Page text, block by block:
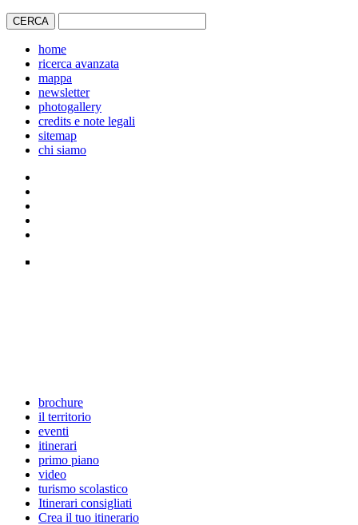
home
ricerca avanzata
mappa
newsletter
photogallery
credits e note legali
sitemap
chi siamo
brochure
il territorio
eventi
itinerari
primo piano
video
turismo scolastico
Itinerari consigliati
Crea il tuo itinerario